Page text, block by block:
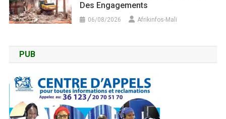
Des Engagements
06/08/2026 Afrikinfos-Mali
PUB